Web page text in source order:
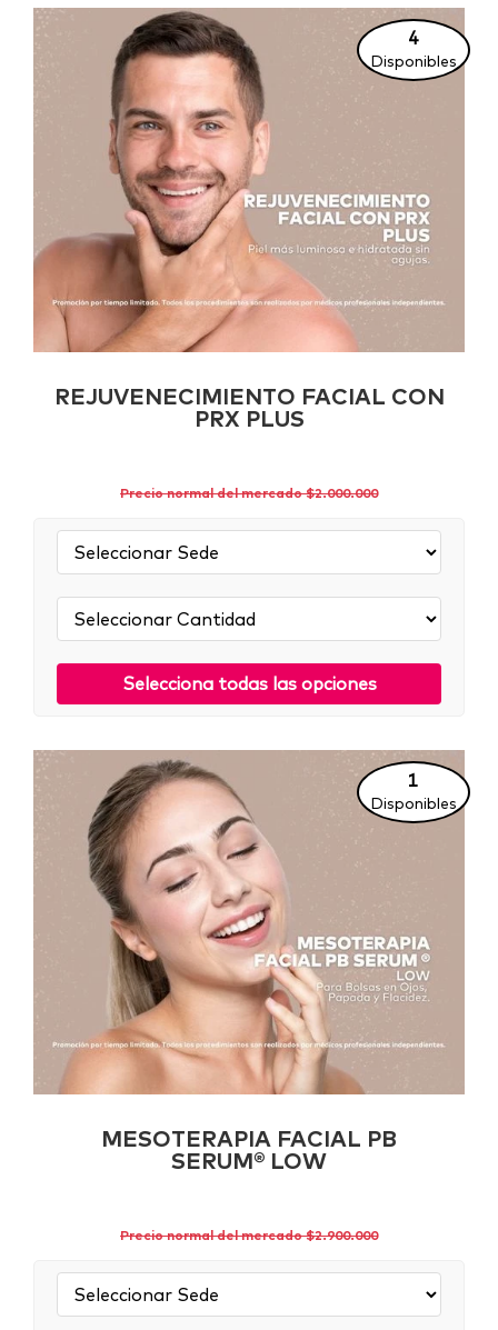
4
Disponibles
REJUVENECIMIENTO FACIAL CON
PRX PLUS
Precio normal del mercado $2.000.000
Sede:
Cantidad:
Selecciona todas las opciones
1
Disponibles
MESOTERAPIA FACIAL PB
SERUM® LOW
Precio normal del mercado $2.900.000
Sede: